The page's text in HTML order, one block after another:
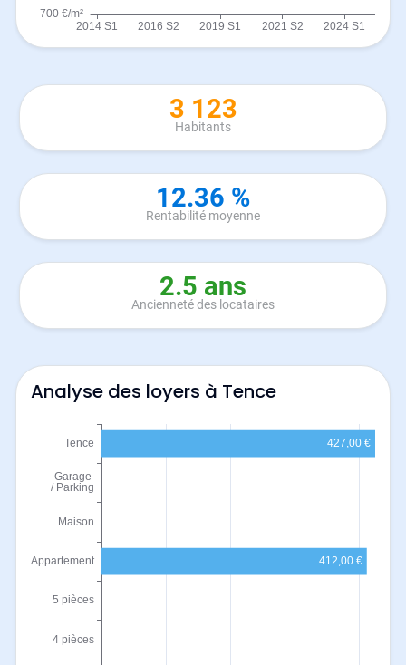
3 123
Habitants
12.36 %
Rentabilité moyenne
2.5 ans
Ancienneté des locataires
Analyse des loyers à Tence